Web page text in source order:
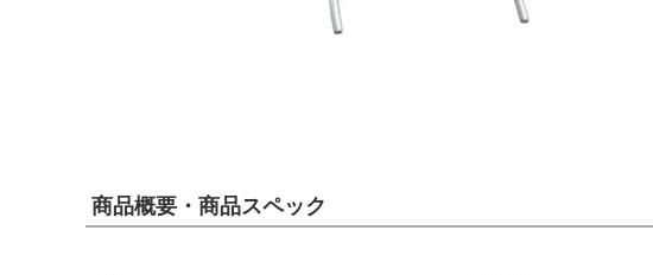
商品概要・商品スペック